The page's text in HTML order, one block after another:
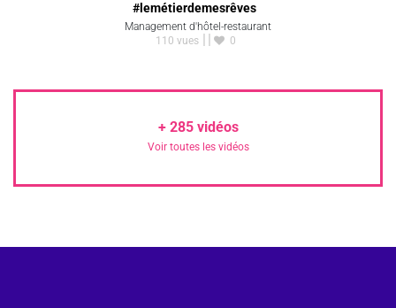
#lemétierdemesrêves
Management d'hôtel-restaurant
110 vues
0
+ 285vidéos
Voir toutes les vidéos